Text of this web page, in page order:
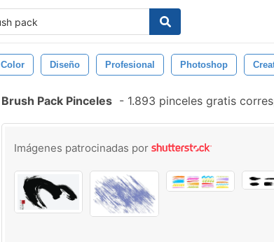
Color Diseño Profesional Photoshop
Brush Pack Pinceles - 1.893 pinceles gratis
Imágenes patrocinadas por